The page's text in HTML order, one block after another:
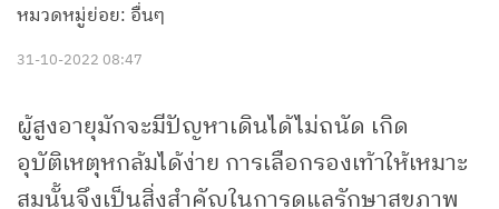
หมวดหมู่ย่อย: อื่นๆ
31-10-2022 08:47
ผู้สูงอายุมักจะมีปัญหาเดินได้ไม่ถนัด เกิด
อุบัติเหตุหกล้มได้ง่าย การเลือกรองเท้าให้เหมาะ
สมนั้นจึงเป็นสิ่งสำคัญในการดูแลรักษาสุขภาพ